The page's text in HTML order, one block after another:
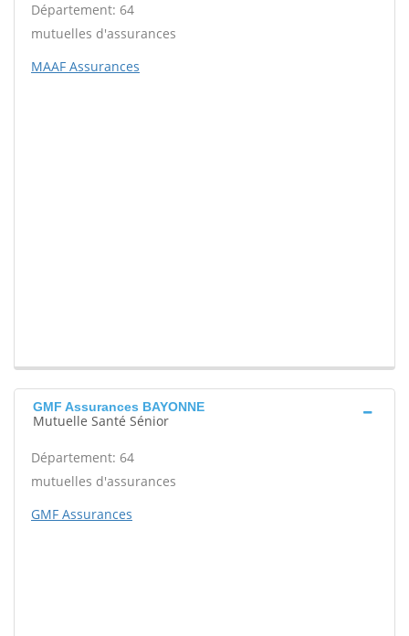
Département: 64
mutuelles d'assurances
MAAF Assurances
GMF Assurances BAYONNE
Mutuelle Santé Sénior
Département: 64
mutuelles d'assurances
GMF Assurances